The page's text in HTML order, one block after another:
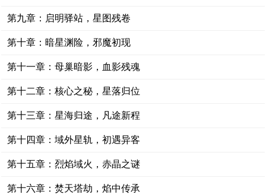
第九章：启明驿站，星图残卷
第十章：暗星渊险，邪魔初现
第十一章：母巢暗影，血影残魂
第十二章：核心之秘，星落归位
第十三章：星海归途，凡途新程
第十四章：域外星轨，初遇异客
第十五章：烈焰域火，赤晶之谜
第十六章：焚天塔劫，焰中传承